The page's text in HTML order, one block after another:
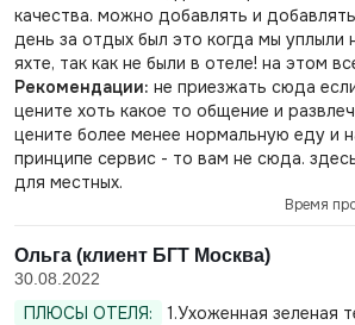
качества. можно добавлять и
день за отдых был это когда мы уплыли
яхте, так как не были в отеле! на этом
Рекомендации: не приезжать сюда
цените хоть какое то общение и
цените более менее нормальную еду и
принципе сервис - то вам не сюда.
для местных.
Время
Ольга (клиент БГТ Москва)
30.08.2022
ПЛЮСЫ ОТЕЛЯ:
1.Ухоженная зеленая